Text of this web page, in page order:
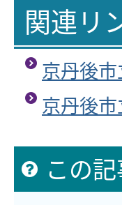
関連リ
京丹後
京丹後
この